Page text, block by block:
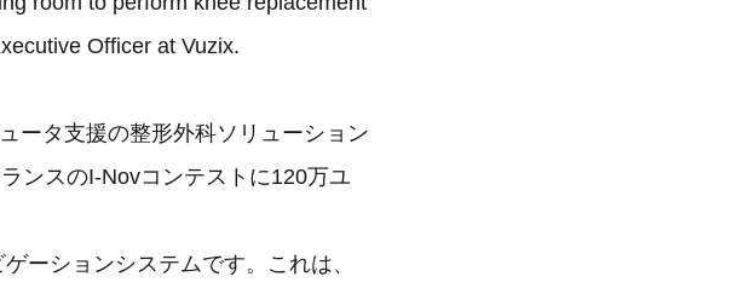
Officer at Vuzix.
ータ支援の整形外科ソリューション
ンスのI-Novコンテストに120万ユ
ーションシステムです。これは、